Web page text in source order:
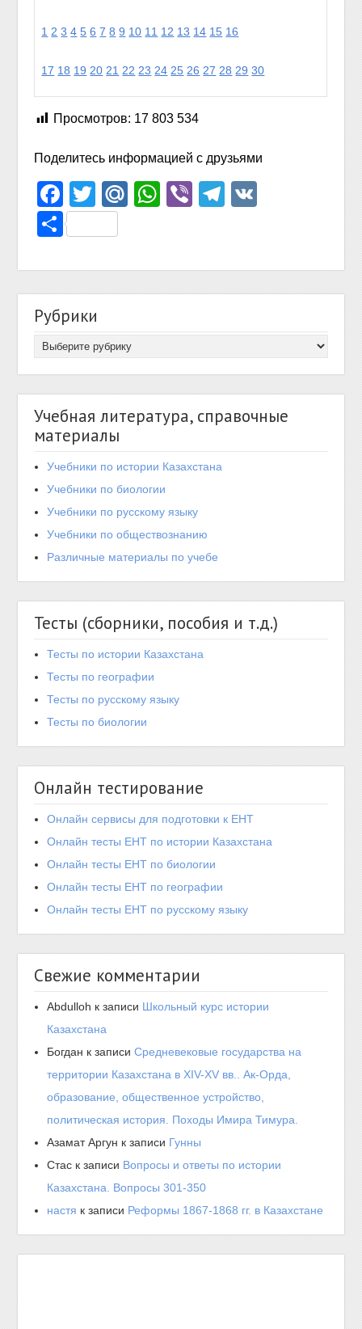
1 2 3 4 5 6 7 8 9 10 11 12 13 14 15 16
17 18 19 20 21 22 23 24 25 26 27 28 29 30
Просмотров: 17 803 534
Поделитесь информацией с друзьями
Facebook
TwitterMail.Ru
WhatsApp
ViberTelegram
Отправить
Рубрики
Учебная литература, справочные
материалы
Учебники по истории Казахстана
Учебники по биологии
Учебники по русскому языку
Учебники по обществознанию
Различные материалы по учебе
Тесты (сборники, пособия и т.д.)
Тесты по истории Казахстана
Тесты по географии
Тесты по русскому языку
Тесты по биологии
Онлайн тестирование
Онлайн сервисы для подготовки к ЕНТ
Онлайн тесты ЕНТ по истории Казахстана
Онлайн тесты ЕНТ по биологии
Онлайн тесты ЕНТ по географии
Онлайн тесты ЕНТ по русскому языку
Свежие комментарии
Abdulloh к записи Школьный курс истории
Казахстана
Богдан к записиСредневековые государства на
территории Казахстана в XIV-XV вв.. Ак-Орда,
образование, общественное устройство,
политическая история. Походы Имира Тимура.
Азамат Аргун к записи Гунны
Стас к записи Вопросы и ответы по истории
Казахстана. Вопросы 301-350
настя к записи Реформы 1867-1868 гг. в Казахстане